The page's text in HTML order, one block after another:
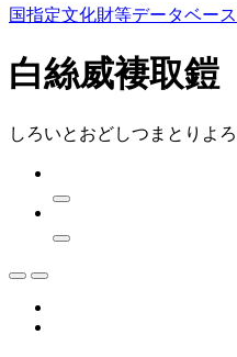
国指定文化財等データベース
白絲威褄取鎧
しろいとおどしつまとりよ